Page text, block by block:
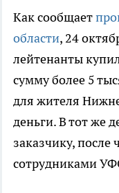
Как сообщает
области, 24
лейтенанты
сумму более 5
для жителя
деньги. В тот же
заказчику,
сотрудниками